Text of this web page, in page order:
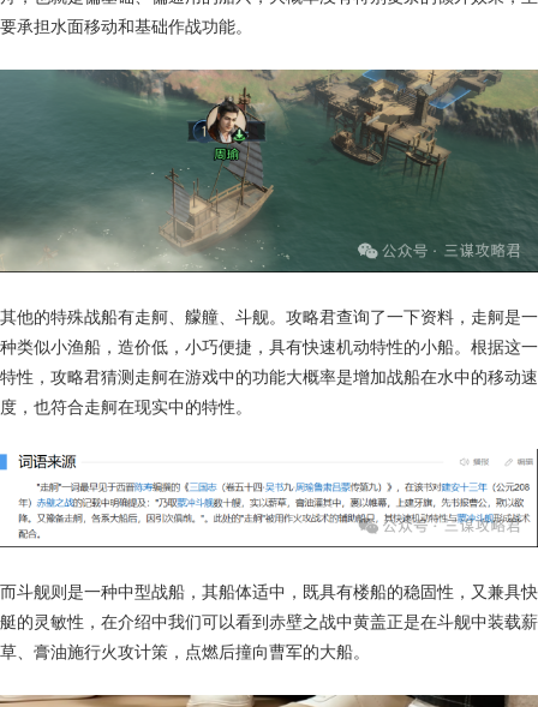
要承担水面移动和基础作战功能。
其他的特殊战船有走舸、艨艟、斗舰。攻略君查询了一下资料，走舸是一
种类似小渔船，造价低，小巧便捷，具有快速机动特性的小船。根据这一
特性，攻略君猜测走舸在游戏中的功能大概率是增加战船在水中的移动速
度，也符合走舸在现实中的特性。
而斗舰则是一种中型战船，其船体适中，既具有楼船的稳固性，又兼具快
艇的灵敏性，在介绍中我们可以看到赤壁之战中黄盖正是在斗舰中装载薪
草、膏油施行火攻计策，点燃后撞向曹军的大船。